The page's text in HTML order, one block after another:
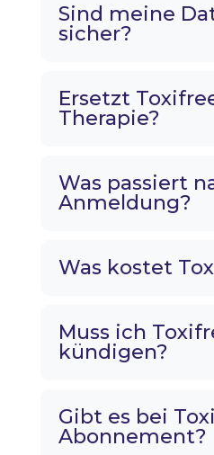
Sind meine
sicher?
Ersetzt
Therapie?
Was passiert
Anmeldung?
Was kostet
Muss ich
kündigen?
Gibt es bei
Abonnement?